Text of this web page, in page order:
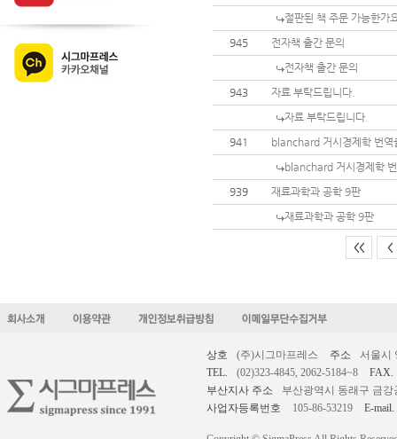
절판된 책 주문 가능한가
945
전자책 출간 문의
전자책 출간 문의
943
자료 부탁드립니다.
자료 부탁드립니다.
941
blanchard 거시경제학 번역
blanchard 거시경제학
939
재료과학과 공학 9판
재료과학과 공학 9판
<< <
상호 (주)시그마프레스 주소
서울시
TEL.
(02)323-4845, 2062-5184~8
FAX.
부산지사 주소
부산광역시 동래구 금강
사업자등록번호
105-86-53219 E-mail.